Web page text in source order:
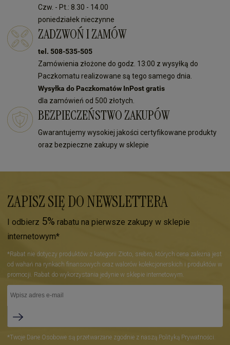
Czw. - Pt.: 8.30 - 14.00
poniedziałek nieczynne
ZADZWOŃ I ZAMÓW
tel. 508-535-505
Zamówienia złożone do godz. 13:00 z wysyłką do
Paczkomatu realizowane są tego samego dnia.
Wysyłka do Paczkomatów InPost gratis
dla zamówień od 500 złotych.
BEZPIECZEŃSTWO ZAKUPÓW
Gwarantujemy wysokiej jakości certyfikowane produkty
oraz bezpieczne zakupy w sklepie
ZAPISZ SIĘ DO NEWSLETTERA
I odbierz 5% rabatu na pierwsze zakupy w sklepie
internetowym*
*Rabat nie dotyczy produktów z kategorii Złoto, srebro, których cena zależna jest
od wahań na rynkach finansowych oraz walorów kolekcjonerskich i produktów w
promocji. Rabat do wykorzystania jedynie w sklepie internetowym.
*Twoje Dane Osobowe są przetwarzane zgodnie z naszą Polityką Prywatności.